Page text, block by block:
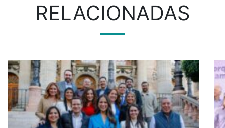
RELACIONADAS